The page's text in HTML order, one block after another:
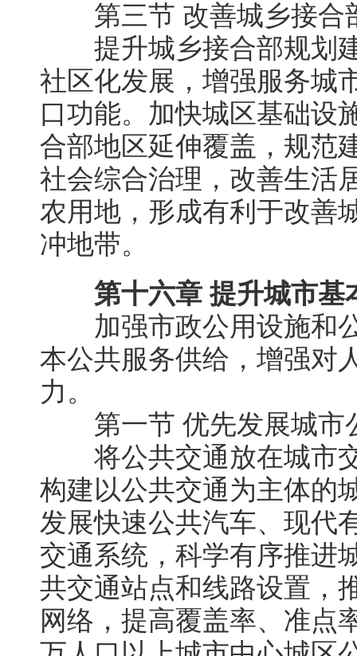
第三节 改善城乡接合
提升城乡接合部规划建
社区化发展，增强服务城
口功能。加快城区基础设
合部地区延伸覆盖，规范
社会综合治理，改善生活
农用地，形成有利于改善
冲地带。
第十六章 提升城市基
加强市政公用设施和公
本公共服务供给，增强对
力。
第一节 优先发展城市
将公共交通放在城市交
构建以公共交通为主体的
发展快速公共汽车、现代
交通系统，科学有序推进
共交通站点和线路设置，
网络，提高覆盖率、准点